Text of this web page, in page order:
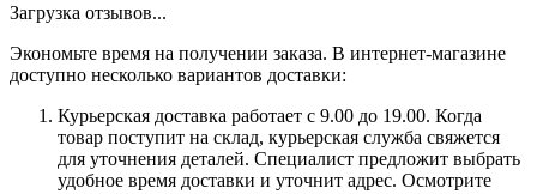
Загрузка отзывов...
Экономьте время на получении заказа. В интернет-магазине
доступно несколько вариантов доставки:
Курьерская доставка работает с 9.00 до 19.00. Когда
товар поступит на склад, курьерская служба свяжется
для уточнения деталей. Специалист предложит выбрать
удобное время доставки и уточнит адрес. Осмотрите